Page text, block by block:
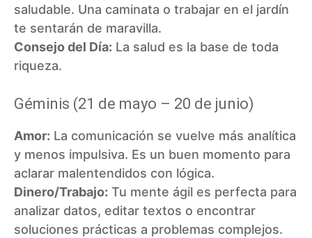
saludable. Una caminata o trabajar en el jardín
te sentarán de maravilla.
Consejo del Día: La salud es la base de toda
riqueza.
Géminis (21 de mayo – 20 de junio)
Amor: La comunicación se vuelve más analítica
y menos impulsiva. Es un buen momento para
aclarar malentendidos con lógica.
Dinero/Trabajo: Tu mente ágil es perfecta para
analizar datos, editar textos o encontrar
soluciones prácticas a problemas complejos.